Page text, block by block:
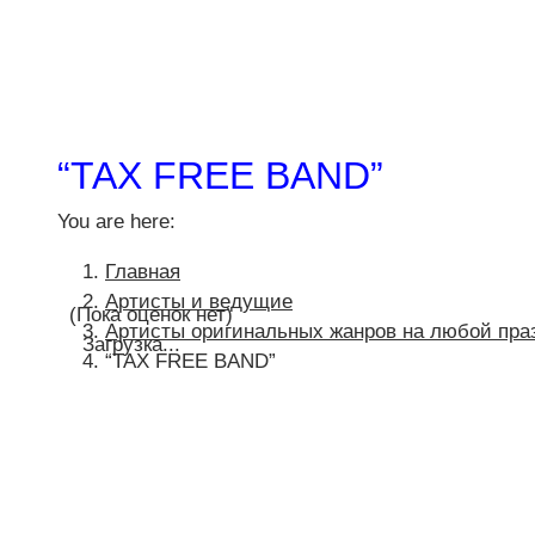
“TAX FREE BAND”
You are here:
Главная
Артисты и ведущие
Артисты оригинальных жанров на любой
“TAX FREE BAND”
(Пока оценок нет)
Загрузка...